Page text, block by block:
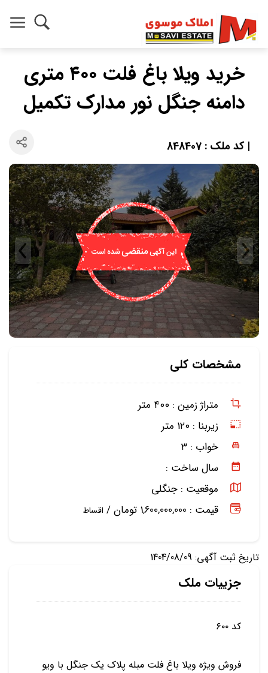
خرید ویلا باغ فلت ۴۰۰ متری
دامنه جنگل نور مدارک تکمیل
| کد ملک : 848407
مشخصات کلی
متراژ زمین : ۴۰۰ متر
زیربنا : ۱۲۰ متر
خواب : ۳
سال ساخت :
موقعیت : جنگلی
قیمت : 1,600,000,000 تومان /
اقساط
تاریخ ثبت آگهی: 1404/08/09
جزییات ملک
کد ۶۰۰
فروش ویژه ویلا باغ فلت مبله پلاک یک جنگل با ویو